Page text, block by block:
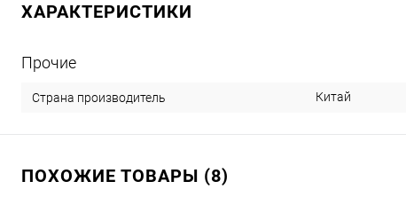
ХАРАКТЕРИСТИКИ
Прочие
Страна производитель Китай
ПОХОЖИЕ ТОВАРЫ (8)